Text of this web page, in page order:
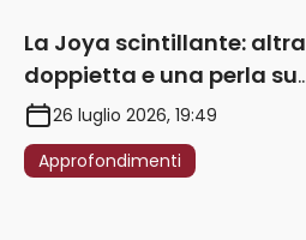
La Joya scintillante: altra
doppietta e una perla su
punizione – VIDEO
26 luglio 2026, 19:49
Approfondimenti